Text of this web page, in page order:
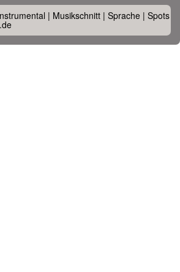
| Musikschnitt | Sprache | Spots